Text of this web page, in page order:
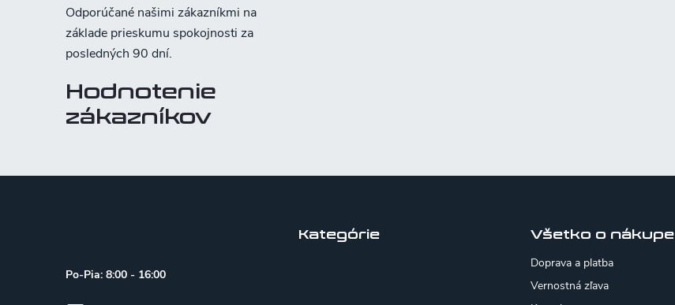
Hodnotenie
zákazníkov
Po-Pia: 8:00 - 16:00
Kategórie
Všetko o nákupe
Doprava a platba
Vernostná zľava